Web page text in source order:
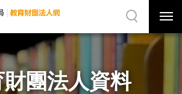
選
單
關
網
站
尋
團法人資料